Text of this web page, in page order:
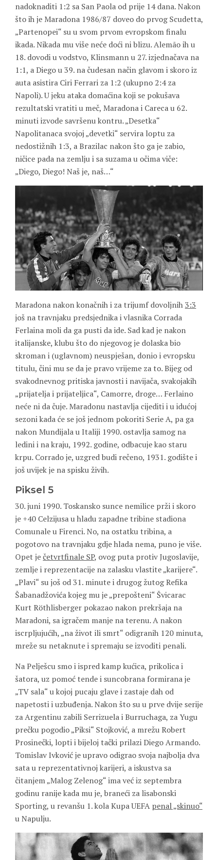
nadoknaditi 1:2 sa San Paola od prije 14 dana. Nakon
što ih je Maradona 1986/87 doveo do prvog Scudetta,
„Partenopei“ su u svom prvom evropskom finalu
ikada. Nikada mu više neće doći ni blizu. Alemão ih u
18. dovodi u vodstvo, Klinsmann u 27. izjednačava na
1:1, a Diego u 39. na čudesan način glavom i skoro iz
auta asistira Ciri Ferrari za 1:2 (ukupno 2:4 za
Napoli). U jeku ataka domaćina koji se pokušava
rezultatski vratiti u meč, Maradona i Careca u 62.
minuti izvode savršenu kontru. „Desetka“
Napolitanaca svojoj „devetki“ servira loptu za
nedostižnih 1:3, a Brazilac nakon što ga je zabio,
ničice pada na zemlju i sa suzama u očima viče:
„Diego, Diego! Naš je, naš…“
Maradona nakon konačnih i za trijumf dovoljnih3:3
još na travnjaku predsjednika i vlasnika Corrada
Ferlaina moli da ga pusti da ide. Sad kad je nakon
italijanske, klubu što do njegovog je dolaska bio
skroman i (uglavnom) neuspješan, donio i evropsku
titulu, čini mu se da je pravo vrijeme za to. Bijeg od
svakodnevnog pritiska javnosti i navijača, svakojakih
„prijatelja i prijateljica“, Camorre, droge… Ferlaino
neće ni da čuje. Maradonu nastavlja cijediti i u idućoj
sezoni kada će se još jednom pokoriti Serie A, pa ga
nakon Mundijala u Italiji 1990. ostavlja samog na
ledini i na kraju, 1992. godine, odbacuje kao staru
krpu. Corrado je, uzgred budi rečeno, 1931. godište i
još uvijek je na spisku živih.
Piksel 5
30. juni 1990. Toskansko sunce nemilice prži i skoro
je +40 Celzijusa u hladu zapadne tribine stadiona
Comunale u Firenci. No, na ostatku tribina, a
pogotovo na travnjaku gdje hlada nema, puno je više.
Opet ječetvrtfinale SP, ovog puta protiv Jugoslavije,
zemlje i reprezentacije na zalasku vlastite „karijere“.
„Plavi“ su još od 31. minute i drugog žutog Refika
Šabanadžovića kojeg mu je „prepošteni“ Švicarac
Kurt Röthlisberger pokazao nakon prekršaja na
Maradoni, sa igračem manje na terenu. A nakon
iscrpljujućih, „na život ili smrt“ odigranih 120 minuta,
mreže su netaknute i spremaju se izvoditi penali.
Na Pelješcu smo i ispred kamp kućica, prikolica i
šatora, uz pomoć tende i suncobrana formirana je
„TV sala“ u kojoj pucaju glave i zastaje dah od
napetosti i uzbuđenja. Nakon što su u prve dvije serije
za Argentinu zabili Serrizuela i Burruchaga, za Yugu
prečku pogodio „Piksi“ Stojković, a mrežu Robert
Prosinečki, lopti i bijeloj tački prilazi Diego Armando.
Tomislav Ivković je upravo odigrao svoja najbolja dva
sata u reprezentativnoj karijeri, a iskustva sa
čitanjem „Malog Zelenog“ ima već iz septembra
godinu ranije kada mu je, braneći za lisabonski
Sporting, u revanšu 1. kola Kupa UEFA penal „skinuo“
u Napulju.